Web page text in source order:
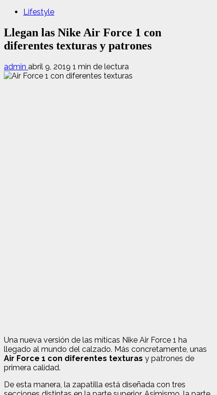
Lifestyle
Llegan las Nike Air Force 1 con
diferentes texturas y patrones
admin abril 9, 2019 1 min de lectura
Una nueva versión de las míticas Nike Air Force 1 ha
llegado al mundo del calzado. Más concretamente, unas
Air Force 1 con diferentes texturas y patrones de
primera calidad.
De esta manera, la zapatilla está diseñada con tres